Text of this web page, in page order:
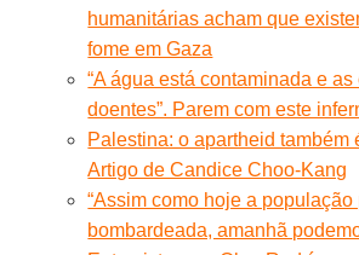
humanitárias acham que
fome em Gaza
“A água está contaminada e
doentes”. Parem com este
Palestina: o apartheid também
Artigo de Candice Choo-Kang
“Assim como hoje a
bombardeada, amanhã